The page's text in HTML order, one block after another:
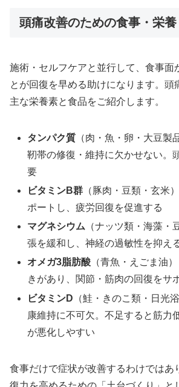
頭痛改善のための食事・栄養
施術・セルフケアと並行して、食事面
とが回復を早める助けになります。頭
主な栄養素と食品をご紹介します。
タンパク質 （肉・魚・卵・大豆製
靭帯の修復・維持に欠かせない。
要
ビタミンB群 （豚肉・豆類・玄米
ポートし、疲労回復を促進する
マグネシウム （ナッツ類・海藻・
張を緩和し、神経の過敏性を抑え
オメガ3脂肪酸 （青魚・えごま油
きがあり、関節・筋肉の回復をサ
ビタミンD （鮭・きのこ類・日光
康維持に不可欠。不足すると筋力
が悪化しやすい
食事だけで症状が改善するわけではあ